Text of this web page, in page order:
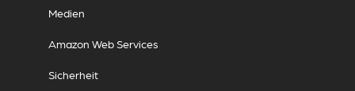
Medien
Amazon Web Services
Sicherheit